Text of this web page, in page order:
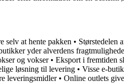
selv at hente pakken • Størstedelen
yder alverdens
og vokser• Eksport i fremtiden
løsning til levering • Visse e-
leveringsmidler• Online outlets